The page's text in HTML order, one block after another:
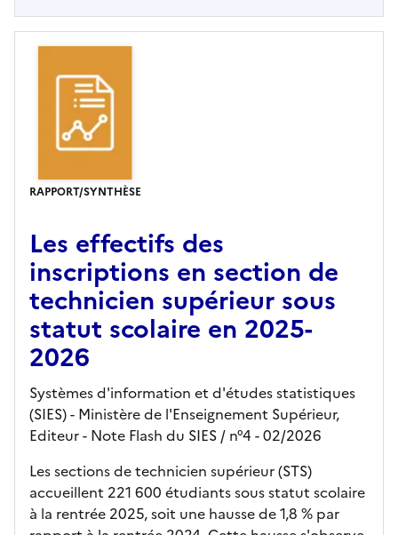
RAPPORT/SYNTHÈSE
Les effectifs des
inscriptions en section de
technicien supérieur sous
statut scolaire en 2025-
2026
Systèmes d'information et d'études statistiques
(SIES) - Ministère de l'Enseignement Supérieur,
Editeur- Note Flash du SIES / n°4 - 02/2026
Les sections de technicien supérieur (STS)
accueillent 221 600 étudiants sous statut scolaire
à la rentrée 2025, soit une hausse de 1,8 % par